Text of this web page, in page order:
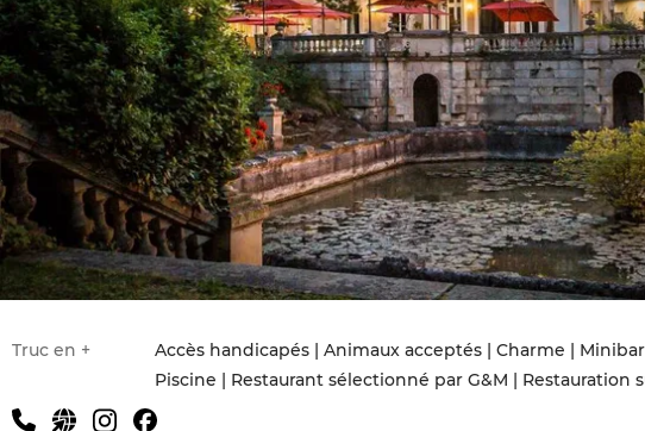
Truc en +
Accès handicapés | Animaux acceptés | Charme |
Piscine | Restaurant sélectionné par G&M | Restauration
service